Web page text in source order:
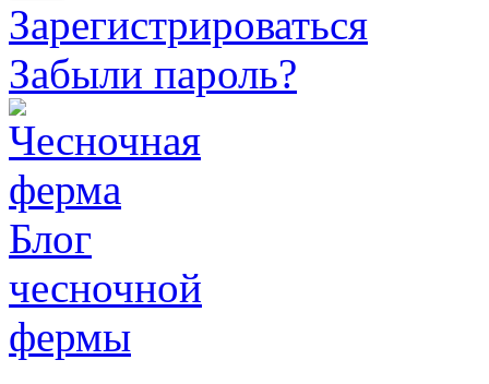
Зарегистрироваться
Забыли пароль?
Блог
чесночной
фермы